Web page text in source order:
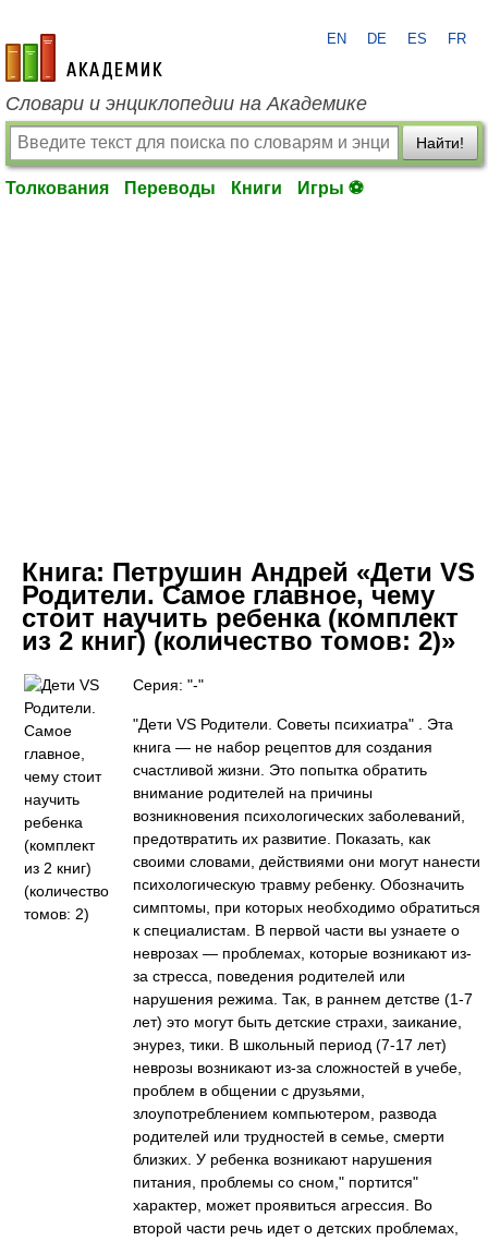
academic.ru
EN DE ES FR
Словари и энциклопедии на Академике
Найти!
Толкования Переводы Книги Игры ⚽
Книга: Петрушин Андрей «Дети VS
Родители. Самое главное, чему
стоит научить ребенка (комплект
из 2 книг) (количество томов: 2)»
Серия: "-"
"Дети VS Родители. Советы психиатра" . Эта
книга — не набор рецептов для создания
счастливой жизни. Это попытка обратить
внимание родителей на причины
возникновения психологических заболеваний,
предотвратить их развитие. Показать, как
своими словами, действиями они могут нанести
психологическую травму ребенку. Обозначить
симптомы, при которых необходимо обратиться
к специалистам. В первой части вы узнаете о
неврозах — проблемах, которые возникают из-
за стресса, поведения родителей или
нарушения режима. Так, в раннем детстве (1-7
лет) это могут быть детские страхи, заикание,
энурез, тики. В школьный период (7-17 лет)
неврозы возникают из-за сложностей в учебе,
проблем в общении с друзьями,
злоупотреблением компьютером, развода
родителей или трудностей в семье, смерти
близких. У ребенка возникают нарушения
питания, проблемы со сном," портится"
характер, может проявиться агрессия. Во
второй части речь идет о детских проблемах,